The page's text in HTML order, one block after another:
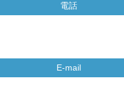
電話
E-mail